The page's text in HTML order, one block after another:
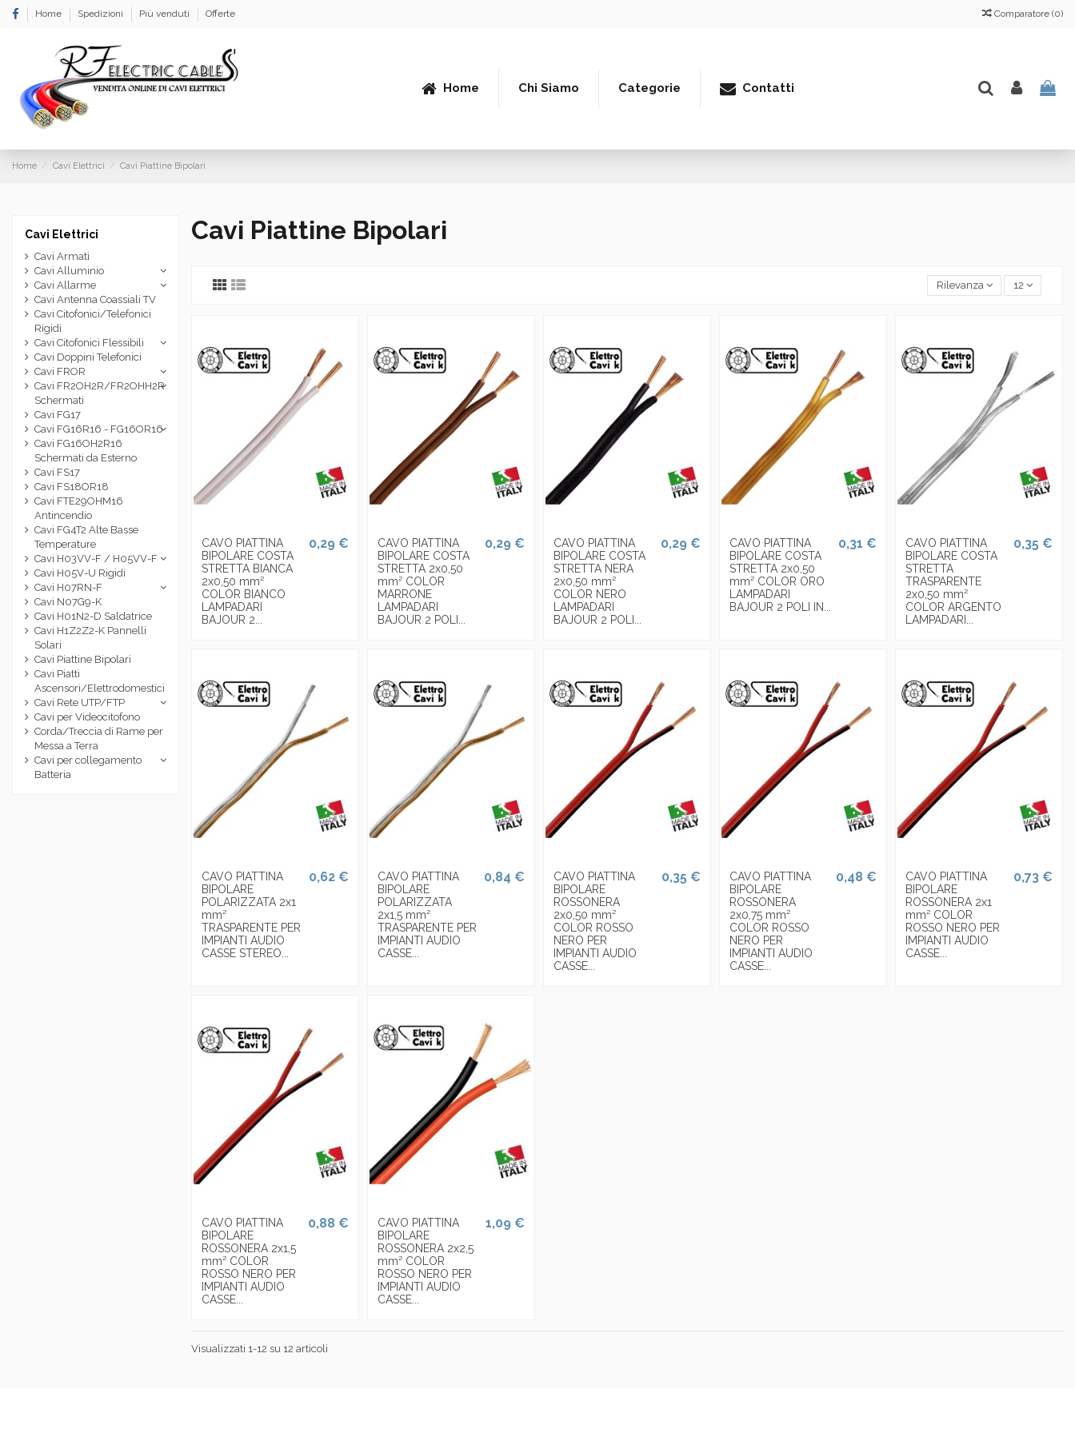
Home Spedizioni Più venduti Offerte Comparatore (0)
Home Chi Siamo Categorie Contatti
Home Cavi Elettrici Cavi Piattine Bipolari
Cavi Piattine Bipolari
Rilevanza 12
CAVO PIATTINA
BIPOLARE COSTA
STRETTA BIANCA
2x0,50 mm²
COLOR BIANCO
LAMPADARI
BAJOUR 2...
0,29 €
CAVO PIATTINA
BIPOLARE COSTA
STRETTA 2x0,50
mm² COLOR
MARRONE
LAMPADARI
BAJOUR 2 POLI...
0,29 €
CAVO PIATTINA
BIPOLARE COSTA
STRETTA NERA
2x0,50 mm²
COLOR NERO
LAMPADARI
BAJOUR 2 POLI...
0,29 €
CAVO PIATTINA
BIPOLARE COSTA
STRETTA 2x0,50
mm² COLOR ORO
LAMPADARI
BAJOUR 2 POLI IN...
0,31 €
CAVO PIATTINA
BIPOLARE COSTA
STRETTA
TRASPARENTE
2x0,50 mm²
COLOR ARGENTO
LAMPADARI...
0,35 €
CAVO PIATTINA
BIPOLARE
POLARIZZATA 2x1
mm²
TRASPARENTE PER
IMPIANTI AUDIO
CASSE STEREO...
0,62 €
CAVO PIATTINA
BIPOLARE
POLARIZZATA
2x1,5 mm²
TRASPARENTE PER
IMPIANTI AUDIO
CASSE...
0,84 €
CAVO PIATTINA
BIPOLARE
ROSSONERA
2x0,50 mm²
COLOR ROSSO
NERO PER
IMPIANTI AUDIO
CASSE...
0,35 €
CAVO PIATTINA
BIPOLARE
ROSSONERA
2x0,75 mm²
COLOR ROSSO
NERO PER
IMPIANTI AUDIO
CASSE...
0,48 €
CAVO PIATTINA
BIPOLARE
ROSSONERA 2x1
mm² COLOR
ROSSO NERO PER
IMPIANTI AUDIO
CASSE...
0,73 €
CAVO PIATTINA
BIPOLARE
ROSSONERA 2x1,5
mm² COLOR
ROSSO NERO PER
IMPIANTI AUDIO
CASSE...
0,88 €
CAVO PIATTINA
BIPOLARE
ROSSONERA 2x2,5
mm² COLOR
ROSSO NERO PER
IMPIANTI AUDIO
CASSE...
1,09 €
Visualizzati 1-12 su 12 articoli
Cavi Elettrici
Cavi Armati
Cavi Alluminio
Cavi Allarme
Cavi Antenna Coassiali TV
Cavi Citofonici/Telefonici
Rigidi
Cavi Citofonici Flessibili
Cavi Doppini Telefonici
Cavi FROR
Cavi FR2OH2R/FR2OHH2R
Schermati
Cavi FG17
Cavi FG16R16 - FG16OR16
Cavi FG16OH2R16
Schermati da Esterno
Cavi FS17
Cavi FS18OR18
Cavi FTE29OHM16
Antincendio
Cavi FG4T2 Alte Basse
Temperature
Cavi H03VV-F / H05VV-F
Cavi H05V-U Rigidi
Cavi H07RN-F
Cavi N07G9-K
Cavi H01N2-D Saldatrice
Cavi H1Z2Z2-K Pannelli
Solari
Cavi Piattine Bipolari
Cavi Piatti
Ascensori/Elettrodomestici
Cavi Rete UTP/FTP
Cavi per Videocitofono
Corda/Treccia di Rame per
Messa a Terra
Cavi per collegamento
Batteria